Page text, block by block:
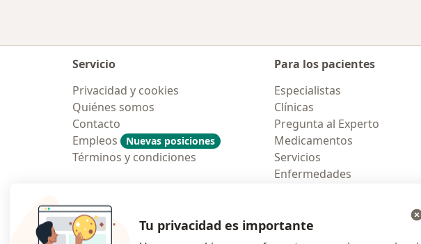
Servicio
Privacidad y cookies
Quiénes somos
Contacto
Empleos
Nuevas posiciones
Términos y condiciones
Para los pacientes
Especialistas
Clínicas
Pregunta al Experto
Medicamentos
Servicios
Enfermedades
Tu privacidad es importante